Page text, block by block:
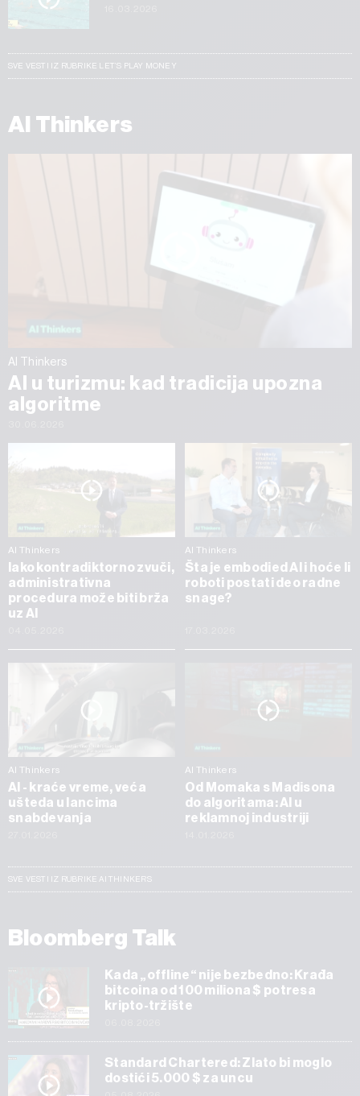
SVE VESTI IZ RUBRIKE LET’S PLAY MONEY
AI Thinkers
AI Thinkers
AI u turizmu: kad tradicija upozna
algoritme
AI Thinkers
Iako kontradiktorno zvuči,
administrativna
procedura može biti brža
uz AI
AI Thinkers
Šta je embodied AI i hoće li
roboti postati deo radne
snage?
AI Thinkers
AI - kraće vreme, veća
ušteda u lancima
snabdevanja
AI Thinkers
Od Momaka s Madisona
do algoritama: AI u
reklamnoj industriji
SVE VESTI IZ RUBRIKE AI THINKERS
Bloomberg Talk
Kada „offline“ nije bezbedno: Krađa
bitcoina od 100 miliona $ potresa
kripto-tržište
Standard Chartered: Zlato bi moglo
dostići 5.000 $ za uncu